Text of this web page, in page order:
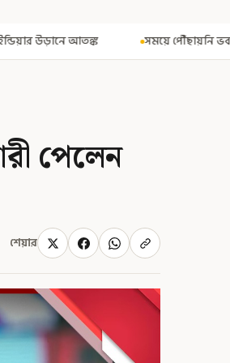
পৌঁছায়নি ভবানীপুর ভোট-মামলার নথি!
পেলেন
শেয়ার